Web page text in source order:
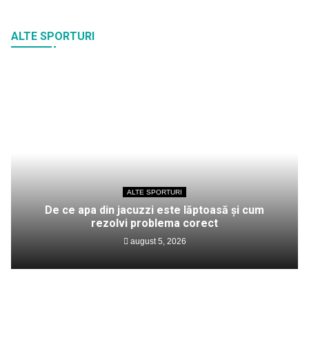
ALTE SPORTURI
ALTE SPORTURI
De ce apa din jacuzzi este lăptoasă și cum
rezolvi problema corect
august 5, 2026